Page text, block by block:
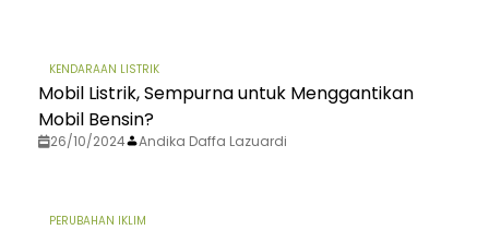
KENDARAAN LISTRIK
Mobil Listrik, Sempurna untuk Menggantikan
Mobil Bensin?
26/10/2024 Andika Daffa Lazuardi
PERUBAHAN IKLIM